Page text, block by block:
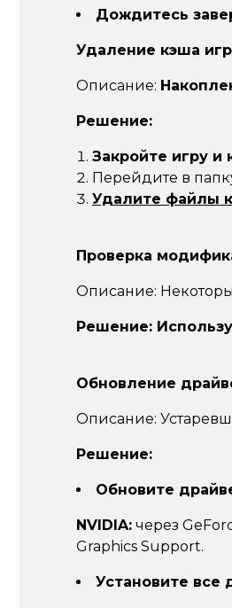
Дождитесь
Удаление кэша
Описание:
Решение:
Закройте игру и
Перейдите в
Удалите файлы
Проверка
Описание:
Решение:
Обновление
Описание:
Решение:
Обновите
NVIDIA: через
Graphics Support.
Установите